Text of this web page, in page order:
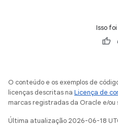
Isso
O conteúdo e os exemplos de
licenças descritas na Licença de
marcas registradas da Oracle e/ou
Última atualização 2026-06-18